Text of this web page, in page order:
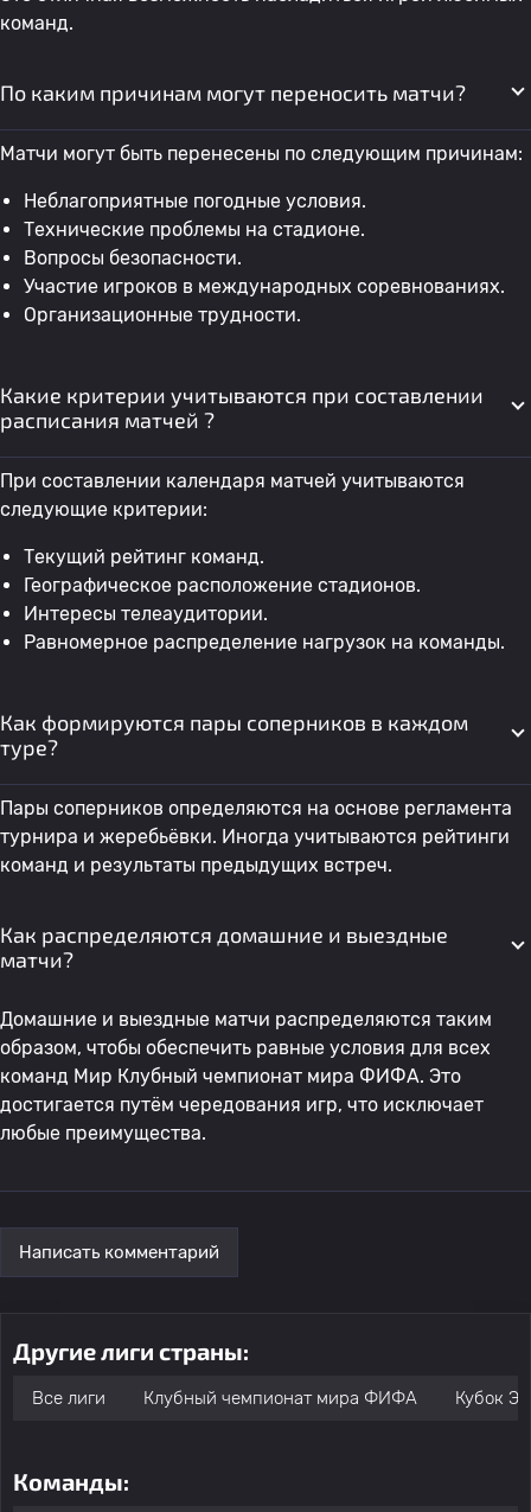
команд.
По каким причинам могут переносить матчи?
Матчи могут быть перенесены по следующим причинам:
Неблагоприятные погодные условия.
Технические проблемы на стадионе.
Вопросы безопасности.
Участие игроков в международных соревнованиях.
Организационные трудности.
Какие критерии учитываются при составлении
расписания матчей ?
При составлении календаря матчей учитываются
следующие критерии:
Текущий рейтинг команд.
Географическое расположение стадионов.
Интересы телеаудитории.
Равномерное распределение нагрузок на команды.
Как формируются пары соперников в каждом
туре?
Пары соперников определяются на основе регламента
турнира и жеребьёвки. Иногда учитываются рейтинги
команд и результаты предыдущих встреч.
Как распределяются домашние и выездные
матчи?
Домашние и выездные матчи распределяются таким
образом, чтобы обеспечить равные условия для всех
команд Мир Клубный чемпионат мира ФИФА. Это
достигается путём чередования игр, что исключает
любые преимущества.
Написать комментарий
Другие лиги страны:
Все лиги Клубный чемпионат мира ФИФА Кубок
Команды: